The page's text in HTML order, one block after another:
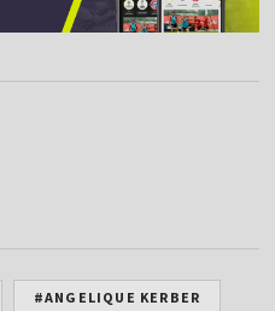
#ANGELIQUE KERBER